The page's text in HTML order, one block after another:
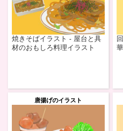
焼きそばイラスト - 屋台と具
材のおもしろ料理イラスト
唐揚げのイラスト